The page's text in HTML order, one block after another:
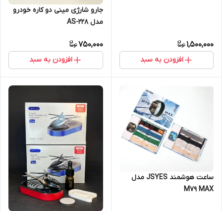
1,500,000
افزودن به سبد
جارو شارژی مینی دو کاره خودرو
مدل AS-228
750,000
افزودن به سبد
ساعت هوشمند JSYES مدل
M79 MAX